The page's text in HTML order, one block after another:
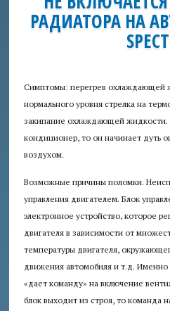
Аудит
Консультация
авторов
Пробки
+
РАДИАТОРА НА
Симптомы: перегрев охлаждающей
нормального уровня стрелка на
закипание охлаждающей жидкости.
кондиционер, то он начинает дуть
воздухом.
Возможные причины поломки.
управления двигателем. Блок
электронное устройство, которое
двигателя в зависимости от
температуры двигателя,
движения автомобиля и т.д.
«дает команду» на включение
блок выходит из строя, то команда